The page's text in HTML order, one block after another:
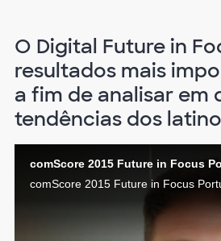
O Digital Future in
resultados mais
a fim de analisar
tendências dos
comScore 2015 Future in Focus
comScore 2015 Future in Focus